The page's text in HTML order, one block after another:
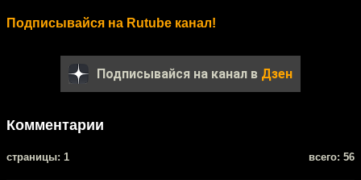
Подписывайся на Rutube канал!
Подписывайся на канал в Дзен
Комментарии
cтраницы: 1 всего: 56